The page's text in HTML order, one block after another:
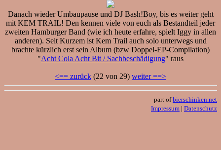
Danach wieder Umbaupause und DJ Bash!Boy, bis es weiter geht
mit KEM TRAIL! Den kennen viele von euch als Bestandteil jeder
zweiten Hamburger Band (wie ich heute erfahre, spielt Iggy in allen
anderen). Seit Kurzem ist Kem Trail auch solo unterwegs und
brachte kürzlich erst sein Album (bzw Doppel-EP-Compilation)
"Acht Cola Acht Bit / Sachbesch​ä​digung" raus
<== zurück (22 von 29) weiter ==>
part ofbierschinken.net
Impressum | Datenschutz